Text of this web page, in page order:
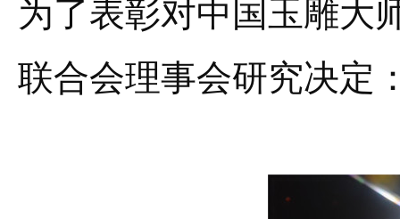
为了表彰对中国玉雕大
联合会理事会研究决定